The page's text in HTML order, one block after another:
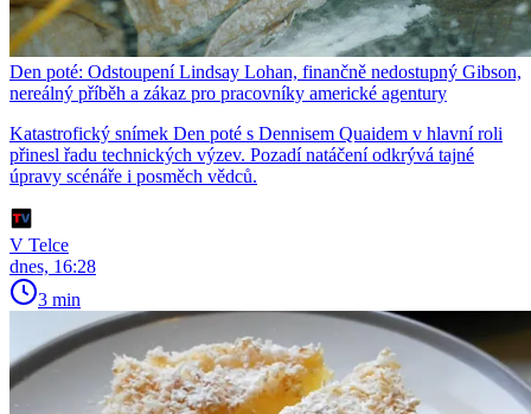
Den poté: Odstoupení Lindsay Lohan, finančně nedostupný Gibson,
nereálný příběh a zákaz pro pracovníky americké agentury
Katastrofický snímek Den poté s Dennisem Quaidem v hlavní roli
přinesl řadu technických výzev. Pozadí natáčení odkrývá tajné
úpravy scénáře i posměch vědců.
V Telce
dnes, 16:28
3 min